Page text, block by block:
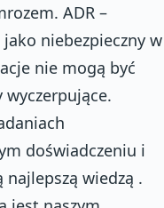
ADR –
niebezpieczny w
nie mogą być
doświadczeniu i
najlepszą wiedzą .